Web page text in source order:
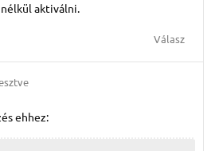
aktiválni.
Válasz
ehhez: